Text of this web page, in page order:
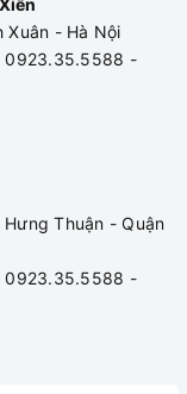
nhu cầu dùng
lạnh để giải
đáp
Xuân - Hà Nội
0923.35.5588 -
Thuận - Quận
0923.35.5588 -